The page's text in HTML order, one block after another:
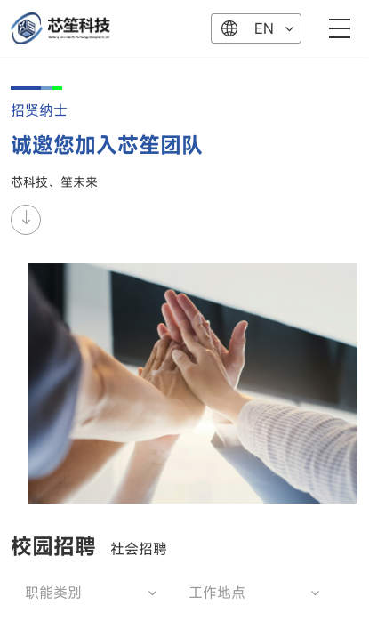
EN
招贤纳士
诚邀您加入芯笙团队
芯科技、笙未来
校园招聘 社会招聘
职能类别 工作地点